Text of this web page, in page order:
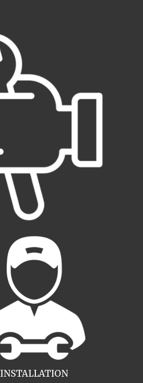
INSTALLATION